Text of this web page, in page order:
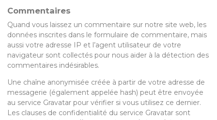
Commentaires
Quand vous laissez un commentaire sur notre site web, les
données inscrites dans le formulaire de commentaire, mais
aussi votre adresse IP et l’agent utilisateur de votre
navigateur sont collectés pour nous aider à la détection des
commentaires indésirables.
Une chaîne anonymisée créée à partir de votre adresse de
messagerie (également appelée hash) peut être envoyée
au service Gravatar pour vérifier si vous utilisez ce dernier.
Les clauses de confidentialité du service Gravatar sont